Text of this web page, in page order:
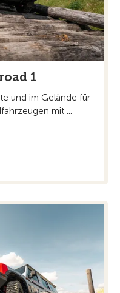
1
und im Gelände für
mit ...